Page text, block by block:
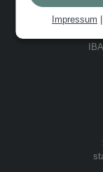
Impressum